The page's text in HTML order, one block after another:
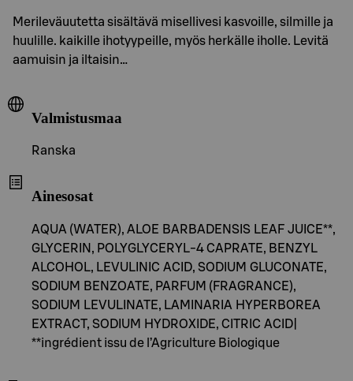
Merileväuutetta sisältävä misellivesi kasvoille, silmille ja
huulille. kaikille ihotyypeille, myös herkälle iholle. Levitä
aamuisin ja iltaisin…
Valmistusmaa
Ranska
Ainesosat
AQUA (WATER), ALOE BARBADENSIS LEAF JUICE**,
GLYCERIN, POLYGLYCERYL-4 CAPRATE, BENZYL
ALCOHOL, LEVULINIC ACID, SODIUM GLUCONATE,
SODIUM BENZOATE, PARFUM (FRAGRANCE),
SODIUM LEVULINATE, LAMINARIA HYPERBOREA
EXTRACT, SODIUM HYDROXIDE, CITRIC ACID|
**ingrédient issu de l’Agriculture Biologique